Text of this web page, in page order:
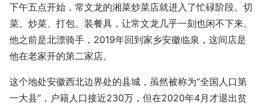
下午五点开始，常文龙的湘菜炒菜店就进入了忙碌阶段。切
菜、炒菜、打包、装餐具，让常文龙几乎一刻也闲不下来。
他之前是北漂骑手，2019年回到家乡安徽临泉，这间店是
他在老家开的第二家店。
这个地处安徽西北边界处的县城，虽然被称为“全国人口第
一大县”，户籍人口接近230万，但在2020年4月才退出贫